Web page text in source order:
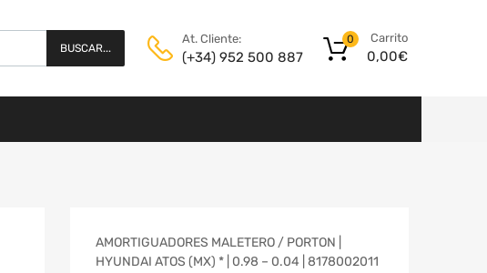
BUSCAR...
At. Cliente:
(+34) 952 500 887
Carrito
0,00€
0
AMORTIGUADORES MALETERO / PORTON |
HYUNDAI ATOS (MX) * | 0.98 – 0.04 | 8178002011